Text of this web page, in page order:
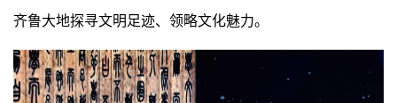
齐鲁大地探寻文明足迹、领略文化魅力。